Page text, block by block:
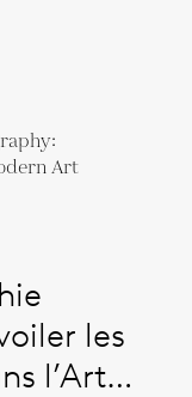
les
l’Art